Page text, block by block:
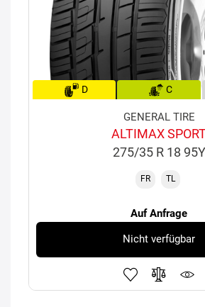
D C
GENERAL TIRE
ALTIMAX
275/35 R 18 95Y
FR TL
Auf Anfrage
Nicht verfügbar